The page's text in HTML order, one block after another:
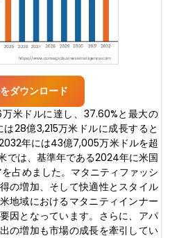
ダウンロード
米ドルに達し、37.60%と最大の
28億3,215万米ドルに成長すると
年には43億7,005万米ドルを超
では、基準年である2024年に米国
占めました。マタニティファッシ
の増加、そして快適性とスタイル
地域におけるマタニティインナー
因となっています。さらに、アパ
の増加も市場の成長を牽引してい